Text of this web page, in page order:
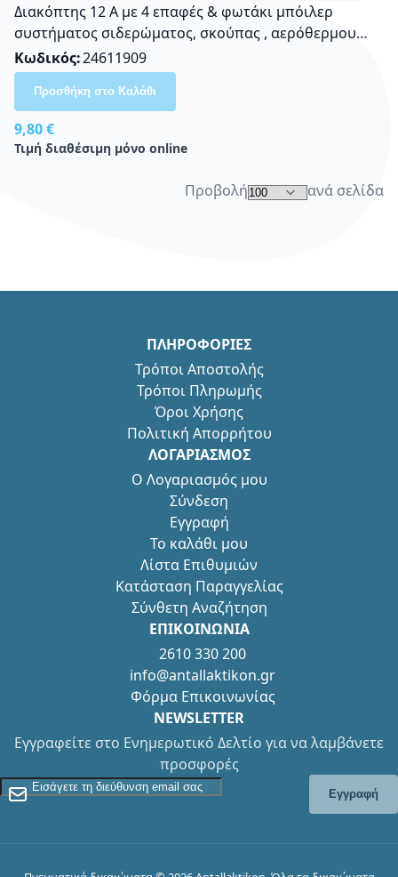
Διακόπτης 12 Α με 4 επαφές & φωτάκι μπόιλερ
συστήματος σιδερώματος, σκούπας , αερόθερμου
Γενικής χρήσης
Κωδικός 24611909
9,80 €
Τιμή διαθέσιμη μόνο online
Προσθήκη στο Καλάθι
Προβολή ανά σελίδα
ΠΛΗΡΟΦΟΡΙΕΣ
Τρόποι Αποστολής
Τρόποι Πληρωμής
Όροι Χρήσης
Πολιτική Απορρήτου
ΛΟΓΑΡΙΑΣΜΟΣ
Ο Λογαριασμός μου
Σύνδεση
Εγγραφή
Το καλάθι μου
Λίστα Επιθυμιών
Κατάσταση Παραγγελίας
Σύνθετη Αναζήτηση
ΕΠΙΚΟΙΝΩΝΙΑ
2610 330 200
info@antallaktikon.gr
Φόρμα Επικοινωνίας
NEWSLETTER
Εγγραφείτε στο Ενημερωτικό Δελτίο για να λαμβάνετε
προσφορές
Εγγραφείτε στο Newsletter
Εγγραφή